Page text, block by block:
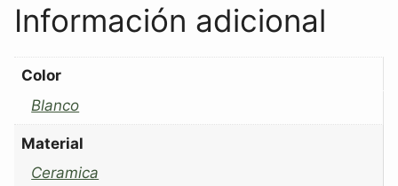
Información adicional
Color
Blanco
Material
Ceramica